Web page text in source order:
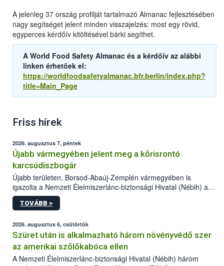
A jelenleg 37 ország profilját tartalmazó Almanac fejlesztésében
nagy segítséget jelent minden visszajelzés: most egy rövid,
egyperces kérdőív kitöltésével bárki segíthet.
A World Food Safety Almanac és a kérdőív az alábbi
linken érhetőek el:
https://worldfoodsafetyalmanac.bfr.berlin/index.php?
title=Main_Page
Friss hírek
2026. augusztus 7, péntek
Újabb vármegyében jelent meg a kőrisrontó
karcsúdíszbogár
Újabb területen, Borsod-Abaúj-Zemplén vármegyében is
igazolta a Nemzeti Élelmiszerlánc-biztonsági Hivatal (Nébih) a
kőrisrontó karcsúdíszbogár (Agrilus planipennis) jelenlétét. A
kártevőt nem csak színcsapdában találták meg, de már fertőzött
az intenzív felderítést, emellett az intézkedéseket a szlovák
hatósággal is összehangolják a terjedés megállítása érdekében.
TOVÁBB >
2026. augusztus 6, csütörtök
Szüret után is alkalmazható három növényvédő szer
az amerikai szőlőkabóca ellen
A Nemzeti Élelmiszerlánc-biztonsági Hivatal (Nébih) három